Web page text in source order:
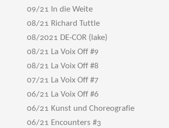
09/21 In die Weite
08/21 Richard Tuttle
08/2021 DE-COR (lake)
08/21 La Voix Off #9
08/21 La Voix Off #8
07/21 La Voix Off #7
06/21 La Voix Off #6
06/21 Kunst und Choreografie
06/21 Encounters #3